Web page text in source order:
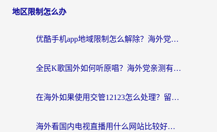
地区限制怎么办
优酷手机app地域限制怎么解除？海外党亲测有效的追剧方案
全民K歌国外如何听原唱？海外党亲测有效的回国加速器选择指南
在海外如果使用交管12123怎么处理？留学生亲测有效的回国加速方案
海外看国内电视直播用什么网站比较好？一篇解决你所有追剧难题的实用指南